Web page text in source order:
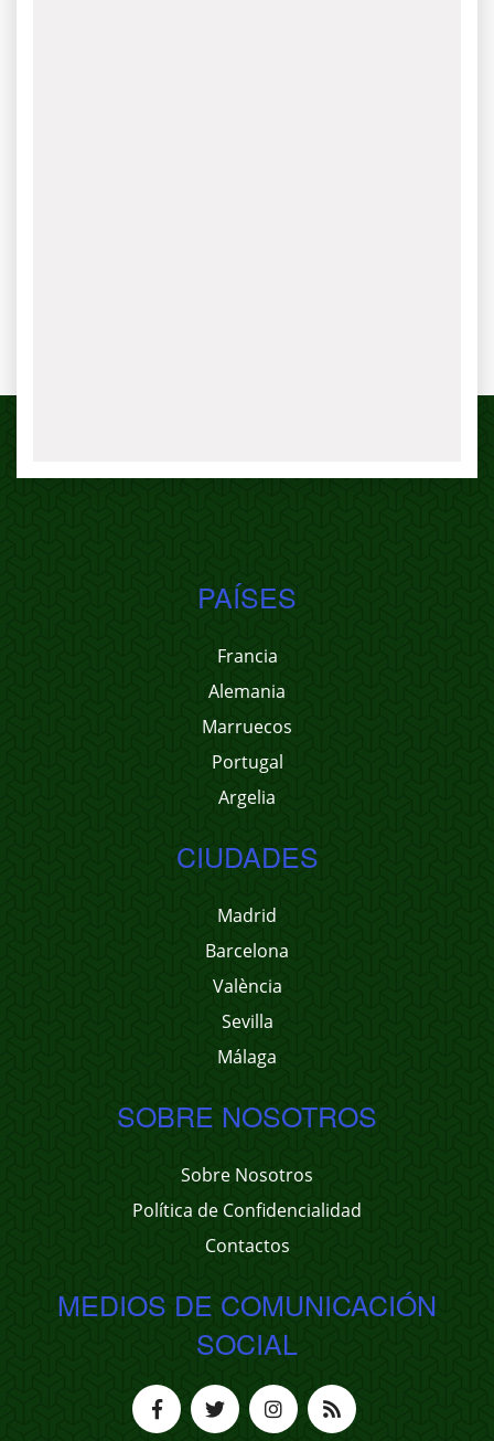
PAÍSES
Francia
Alemania
Marruecos
Portugal
Argelia
CIUDADES
Madrid
Barcelona
València
Sevilla
Málaga
SOBRE NOSOTROS
Sobre Nosotros
Política de Confidencialidad
Contactos
MEDIOS DE COMUNICACIÓN
SOCIAL